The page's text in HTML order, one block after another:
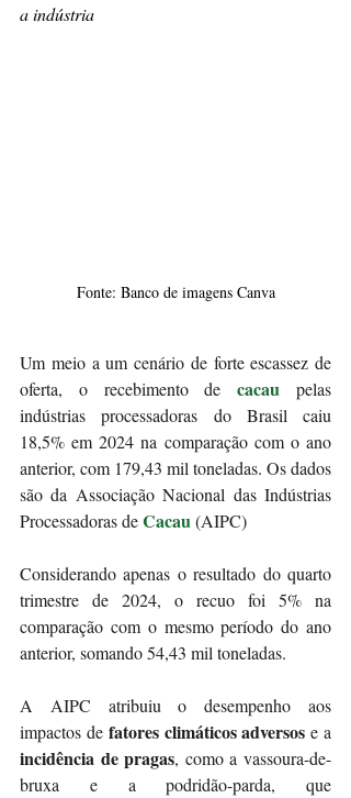
a indústria
Fonte: Banco de imagens Canva
Um meio a um cenário de forte escassez de
oferta, o recebimento de cacau pelas
indústrias processadoras do Brasil caiu
18,5% em 2024 na comparação com o ano
anterior, com 179,43 mil toneladas. Os dados
são da Associação Nacional das Indústrias
Processadoras de Cacau (AIPC)
Considerando apenas o resultado do quarto
trimestre de 2024, o recuo foi 5% na
comparação com o mesmo período do ano
anterior, somando 54,43 mil toneladas.
A AIPC atribuiu o desempenho aos
impactos de fatores climáticos adversos e a
incidência de pragas, como a vassoura-de-
bruxa e a podridão-parda, que